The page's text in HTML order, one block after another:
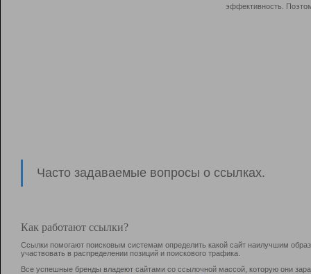
эффективность.
Часто задаваемые вопросы о ссылках.
Как работают ссылки?
Ссылки помогают поисковым системам определить какой сайт наилучшим
участвовать в раcпределении позиций и поискового трафика.
Все успешные бренды владеют сайтами со ссылочной массой, которую они